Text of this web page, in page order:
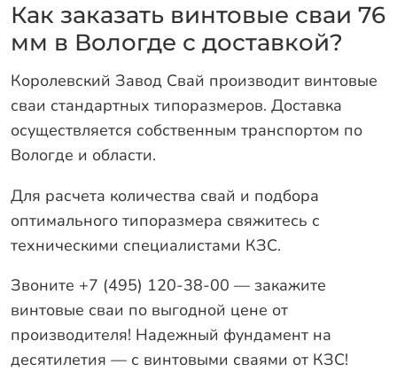
Как заказать винтовые сваи 76
мм в Вологде с доставкой?
Королевский Завод Свай производит винтовые
сваи стандартных типоразмеров. Доставка
осуществляется собственным транспортом по
Вологде и области.
Для расчета количества свай и подбора
оптимального типоразмера свяжитесь с
техническими специалистами КЗС.
Звоните +7 (495) 120-38-00 — закажите
винтовые сваи по выгодной цене от
производителя! Надежный фундамент на
десятилетия — с винтовыми сваями от КЗС!